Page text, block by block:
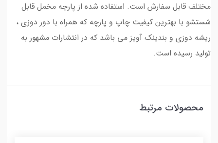
مختلف قابل سفارش است. استفاده شده از پارچه مخمل قابل
شستشو با بهترین کیفیت چاپ و پارچه که همراه با دور دوزی ،
ریشه دوزی و بندینک آویز می باشد که در انتشارات مشهور به
تولید رسیده است.
محصولات مرتبط